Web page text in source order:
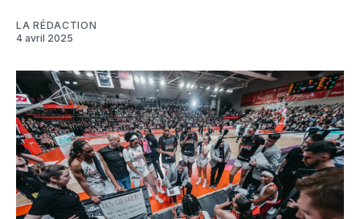
LA RÉDACTION
4 avril 2025